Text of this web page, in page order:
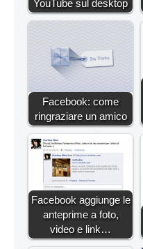
YouTube sul desktop
Facebook: come
ringraziare un amico
Facebook aggiunge le
anteprime a foto,
video e link…